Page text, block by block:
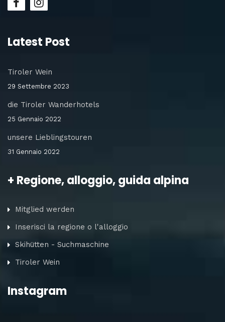
Latest Post
Tiroler Wein
29 Settembre 2023
die Tiroler Wanderhotels
25 Gennaio 2022
unsere Lieblingstouren
31 Gennaio 2022
+ Regione, alloggio, guida alpina
Mitglied werden
Inserisci la regione o l'alloggio
Skihütten - Suchmaschine
Tiroler Wein
Instagram